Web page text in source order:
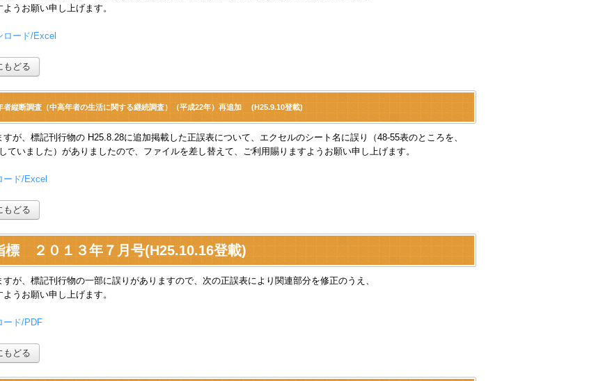
うお願い申し上げます。
ロード/Excel
もどる
縦断調査（中高年者の生活に関する継続調査）（平成22年）再追加 (H25.9.10登載)
が、標記刊行物の H25.8.28に追加掲載した正誤表について、エクセルのシート名に誤り（48-55表のところを、
ていました）がありましたので、ファイルを差し替えて、ご利用賜りますようお願い申し上げます。
ード/Excel
もどる
標 ２０１３年７月号(H25.10.16登載)
が、標記刊行物の一部に誤りがありますので、次の正誤表により関連部分を修正のうえ、
うお願い申し上げます。
ード/PDF
もどる